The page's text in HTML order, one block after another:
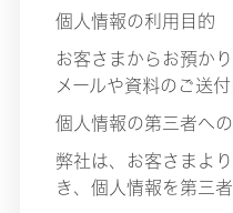
個人情報の利用目的
お客さまからお預か
メールや資料のご送付
個人情報の第三者へ
弊社は、お客さまよ
き、個人情報を第三